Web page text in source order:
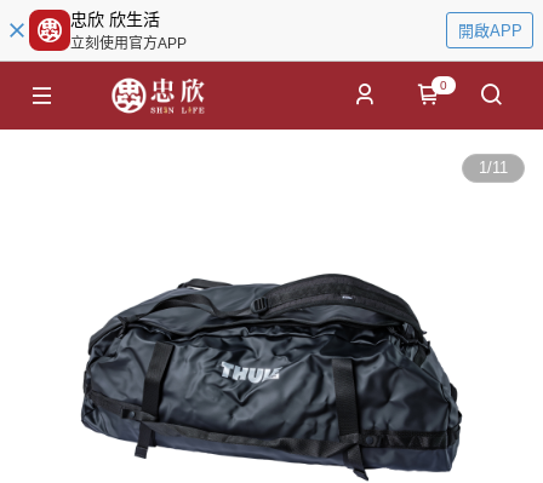
忠欣 欣生活
立刻使用官方APP
開啟APP
0
1/11